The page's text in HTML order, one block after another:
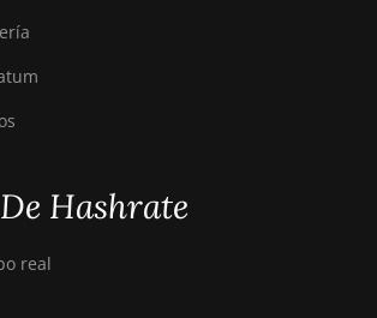
Hashrate
real